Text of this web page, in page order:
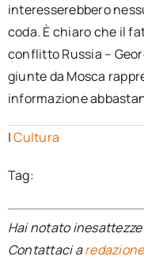
interesserebbero
coda. È chiaro che il
conflitto Russia –
giunte da Mosca
informazione
|Cultura
Tag:
Hai notato
Contattaci a